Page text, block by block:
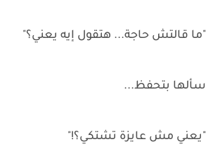
"ما قالتش حاجة... هتقول إيه يعني؟"
سألها بتحفظ...
"يعني مش عايزة تشتكي؟!"